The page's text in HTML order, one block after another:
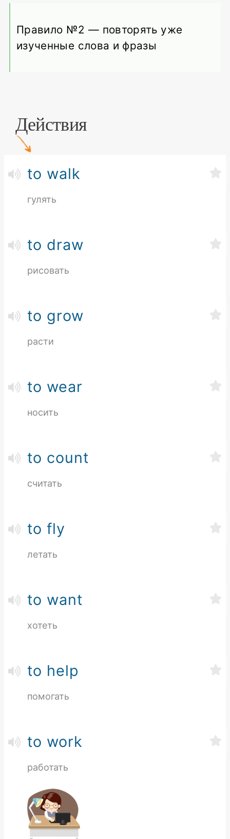
Правило №2 — повторять уже
изученные слова и фразы
Действия
to walk
гулять
to draw
рисовать
to grow
расти
to wear
носить
to count
считать
to fly
летать
to want
хотеть
to help
помогать
to work
работать